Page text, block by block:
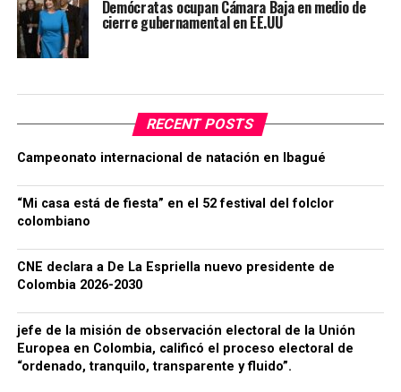
Demócratas ocupan Cámara Baja en medio de
cierre gubernamental en EE.UU
RECENT POSTS
Campeonato internacional de natación en Ibagué
“Mi casa está de fiesta” en el 52 festival del folclor
colombiano
CNE declara a De La Espriella nuevo presidente de
Colombia 2026-2030
jefe de la misión de observación electoral de la Unión
Europea en Colombia, calificó el proceso electoral de
“ordenado, tranquilo, transparente y fluido”.